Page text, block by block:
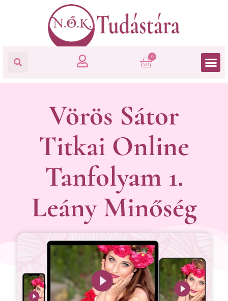
0
Vörös Sátor
Titkai Online
Tanfolyam 1.
Leány Minőség